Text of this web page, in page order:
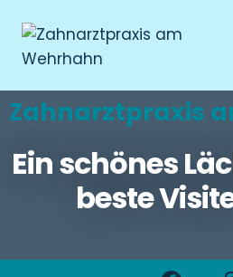
Zahnarztpraxis
Ein schönes
beste